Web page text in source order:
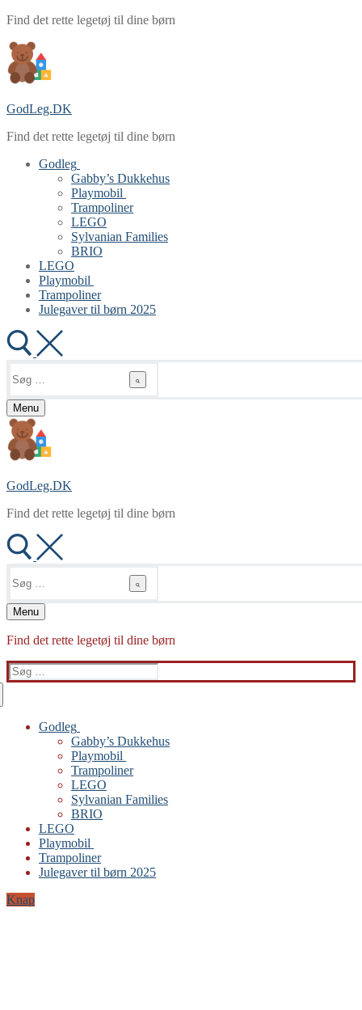
Spring
indhold
Menu
Luk
Find det rette legetøj til dine børn
GodLeg.DK
Find det rette legetøj til dine børn
Godleg
Gabby’s Dukkehus
Playmobil
Trampoliner
LEGO
Sylvanian Families
BRIO
LEGO
Playmobil
Trampoliner
Julegaver til børn 2025
efter:
Menu
GodLeg.DK
Find det rette legetøj til dine børn
efter:
Menu
Find det rette legetøj til dine børn
Søg
efter:
Godleg
Gabby’s Dukkehus
Playmobil
Trampoliner
LEGO
Sylvanian Families
BRIO
LEGO
Playmobil
Trampoliner
Julegaver til børn 2025
Knap